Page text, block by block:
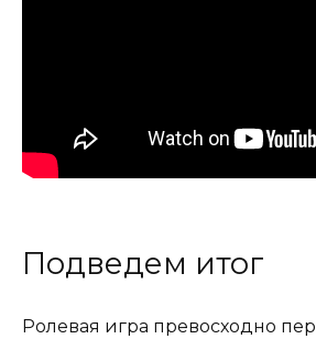
Подведем итог
Ролевая игра превосходно